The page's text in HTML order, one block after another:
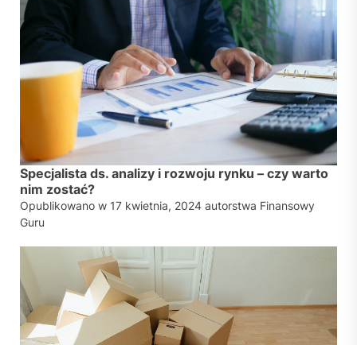
Specjalista ds. analizy i rozwoju rynku – czy warto
nim zostać?
Opublikowano w 17 kwietnia, 2024 autorstwa Finansowy
Guru